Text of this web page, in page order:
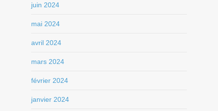
juin 2024
mai 2024
avril 2024
mars 2024
février 2024
janvier 2024